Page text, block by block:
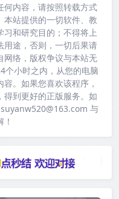
何内容，请按照转载方式
本站提供的一切软件、教
和研究目的；不得将上
用途，否则，一切后果请
网络，版权争议与本站无
个小时之内，从您的电脑
。如果您喜欢该程序，
到更好的正版服务。如
与